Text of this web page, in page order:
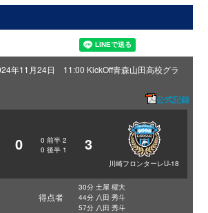
年11月24日 11:00 KickOff青森山田高校グラ
公式記録
0 0 前半 2
0 後半 1 3
川崎フロンターレU-18
得点者
30分 土屋 櫂大
44分 八田 秀斗
57分 八田 秀斗